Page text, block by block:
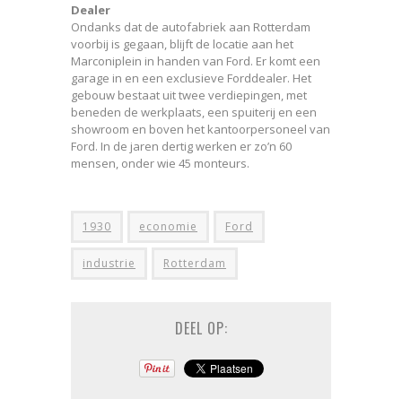
Dealer
Ondanks dat de autofabriek aan Rotterdam
voorbij is gegaan, blijft de locatie aan het
Marconiplein in handen van Ford. Er komt een
garage in en een exclusieve Forddealer. Het
gebouw bestaat uit twee verdiepingen, met
beneden de werkplaats, een spuiterij en een
showroom en boven het kantoorpersoneel van
Ford. In de jaren dertig werken er zo’n 60
mensen, onder wie 45 monteurs.
1930 economie Ford
industrie Rotterdam
DEEL OP: